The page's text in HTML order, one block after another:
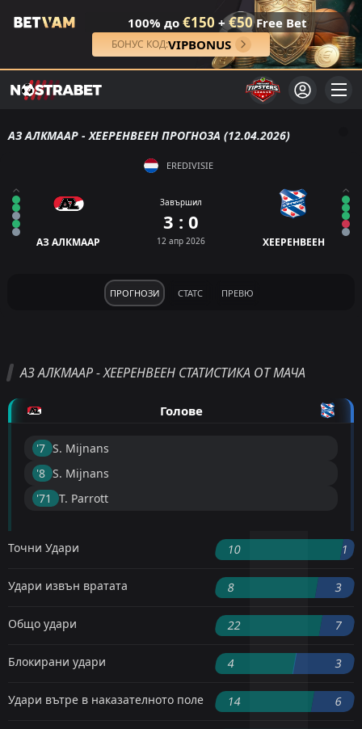
100% до €150 + €50Free Bet
БОНУС КОД:VIPBONUS
АЗ АЛКМААР - ХЕЕРЕНВЕЕН ПРОГНОЗА (12.04.2026)
EREDIVISIE
АЗ АЛКМААР
Завършил
3 : 0
12 апр 2026 ХЕЕРЕНВЕЕН
ПРОГНОЗИ СТАТС ПРЕВЮ
АЗ АЛКМААР - ХЕЕРЕНВЕЕН СТАТИСТИКА ОТ МАЧА
Голове
'7 ︎ S. Mijnans
'8 ︎ S. Mijnans
'71 ︎
T. Parrott
Точни Удари 10 1
Удари извън вратата 8 3
Общо удари 22 7
Блокирани удари 4 3
Удари вътре в наказателното поле 14 6